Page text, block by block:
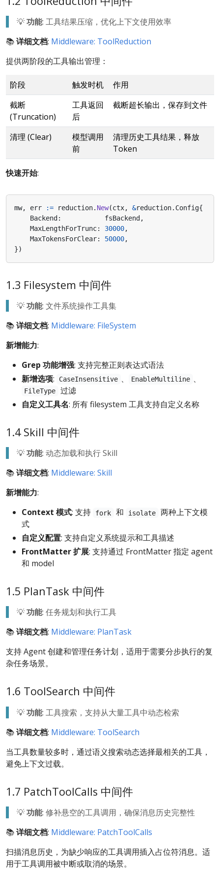
💡功能: 工具结果压缩，优化上下文使用效率
📚详细文档: Middleware: ToolReduction
提供两阶段的工具输出管理：
阶段 触发时机
作用
截断
(Truncation)
工具返回
后
截断超长输出，保存到文件
清理 (Clear)
模型调用
前
清理历史工具结果，释放
Token
快速开始:
mw, err := reduction. New(ctx, &reduction. Config{
Backend : fsBackend ,
MaxLengthForTrunc: 30000,
MaxTokensForClear: 50000,
})
1.3 Filesystem 中间件
💡功能: 文件系统操作工具集
📚详细文档: Middleware: FileSystem
新增能力:
Grep 功能增强: 支持完整正则表达式语法
新增选项: CaseInsensitive 、 EnableMultiline 、
FileType
过滤
自定义工具名: 所有 filesystem 工具支持自定义名称
1.4 Skill 中间件
💡功能: 动态加载和执行 Skill
📚详细文档: Middleware: Skill
新增能力:
Context 模式: 支持 fork 和 isolate
两种上下文模
式
自定义配置: 支持自定义系统提示和工具描述
FrontMatter 扩展: 支持通过 FrontMatter 指定 agent
和 model
1.5 PlanTask 中间件
💡功能: 任务规划和执行工具
📚详细文档: Middleware: PlanTask
支持 Agent 创建和管理任务计划，适用于需要分步执行的复
杂任务场景。
1.6 ToolSearch 中间件
💡功能: 工具搜索，支持从大量工具中动态检索
📚详细文档: Middleware: ToolSearch
当工具数量较多时，通过语义搜索动态选择最相关的工具，
避免上下文过载。
1.7 PatchToolCalls 中间件
💡功能: 修补悬空的工具调用，确保消息历史完整性
📚详细文档: Middleware: PatchToolCalls
扫描消息历史，为缺少响应的工具调用插入占位符消息。适
用于工具调用被中断或取消的场景。